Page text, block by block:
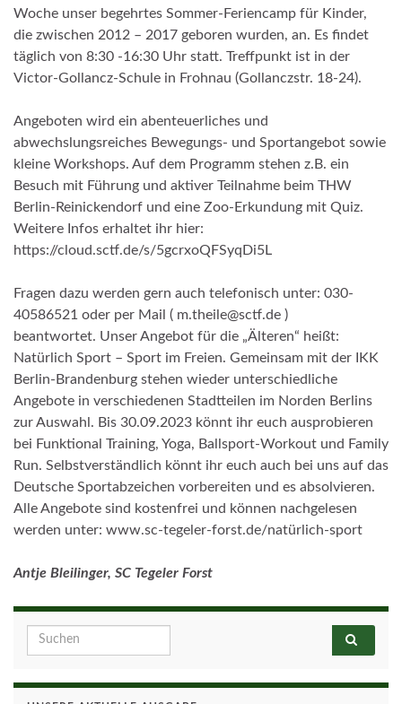
Woche unser begehrtes Sommer-Feriencamp für Kinder,
die zwischen 2012 – 2017 geboren wurden, an. Es findet
täglich von 8:30 -16:30 Uhr statt. Treffpunkt ist in der
Victor-Gollancz-Schule in Frohnau (Gollanczstr. 18-24).
Angeboten wird ein abenteuerliches und
abwechslungsreiches Bewegungs- und Sportangebot sowie
kleine Workshops. Auf dem Programm stehen z.B. ein
Besuch mit Führung und aktiver Teilnahme beim THW
Berlin-Reinickendorf und eine Zoo-Erkundung mit Quiz.
Weitere Infos erhaltet ihr hier:
https://cloud.sctf.de/s/5gcrxoQFSyqDi5L
Fragen dazu werden gern auch telefonisch unter: 030-
40586521 oder per Mail ( m.theile@sctf.de )
beantwortet. Unser Angebot für die „Älteren“ heißt:
Natürlich Sport – Sport im Freien. Gemeinsam mit der IKK
Berlin-Brandenburg stehen wieder unterschiedliche
Angebote in verschiedenen Stadtteilen im Norden Berlins
zur Auswahl. Bis 30.09.2023 könnt ihr euch ausprobieren
bei Funktional Training, Yoga, Ballsport-Workout und Family
Run. Selbstverständlich könnt ihr euch auch bei uns auf das
Deutsche Sportabzeichen vorbereiten und es absolvieren.
Alle Angebote sind kostenfrei und können nachgelesen
werden unter: www.sc-tegeler-forst.de/natürlich-sport
Antje Bleilinger, SC Tegeler Forst
Search for: